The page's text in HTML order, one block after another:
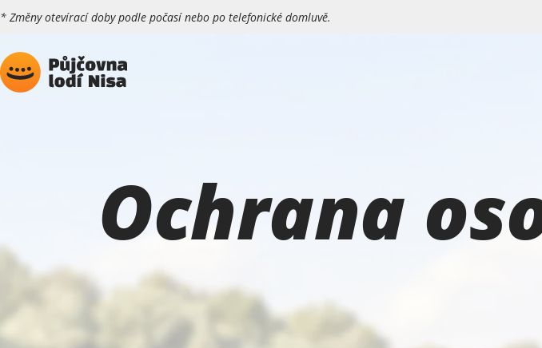
* Změny otevírací doby podle počasí nebo po telefonické domluvě.
Ochrana